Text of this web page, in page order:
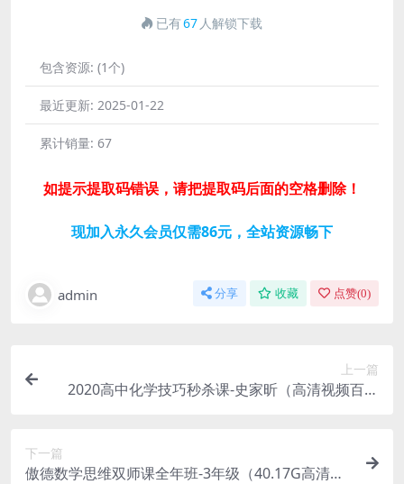
已有67 人解锁下载
包含资源: (1个)
最近更新: 2025-01-22
累计销量: 67
如提示提取码错误，请把提取码后面的空格删除！
现加入永久会员仅需86元，全站资源畅下
admin 分享 收藏 点赞(0)
上一篇
2020高中化学技巧秒杀课-史家昕（高清视频百度
下一篇
​傲德数学思维双师课全年班-3年级（40.17G高清视